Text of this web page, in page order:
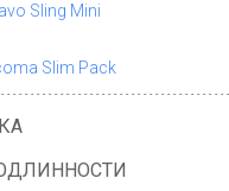
Sling Mini
Slim Pack